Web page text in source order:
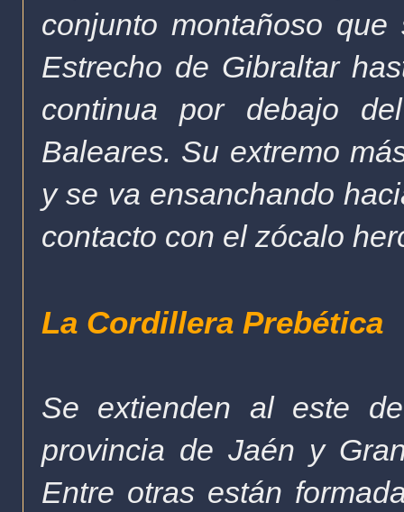
conjunto montañoso
Estrecho de Gibraltar
continua por debajo
Baleares. Su extremo
y se va ensanchando
contacto con el zócalo
La Cordillera Prebética
Se extienden al este
provincia de Jaén y
Entre otras están